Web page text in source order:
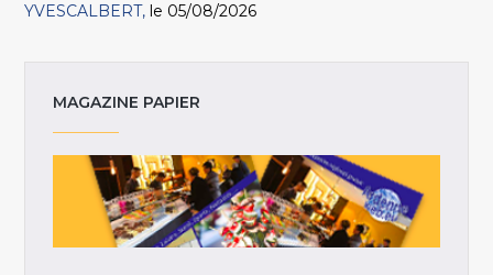
YVESCALBERT le 05/08/2026
MAGAZINE PAPIER